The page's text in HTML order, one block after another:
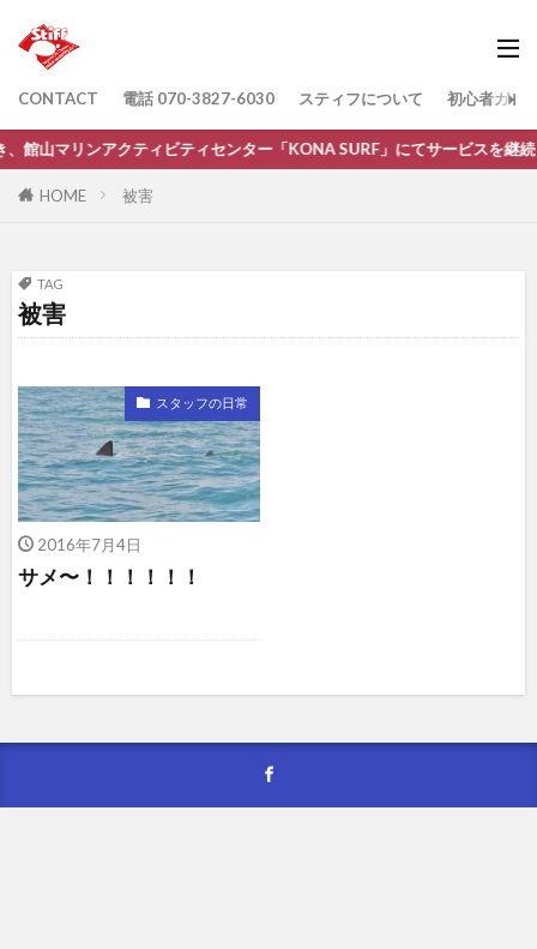
CONTACT 電話 070-3827-6030 スティフについて 初心者ガイ
山マリンアクティビティセンター「KONA SURF」にてサービスを継続
HOME 被害
TAG
被害
スタッフの日常
2016年7月4日
サメ〜！！！！！！